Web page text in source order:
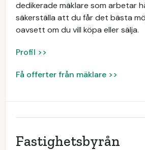
dedikerade mäklare som arbetar
säkerställa att du får det bästa
oavsett om du vill köpa eller sälja.
Profil >>
Få offerter från mäklare >>
Fastighetsbyrån